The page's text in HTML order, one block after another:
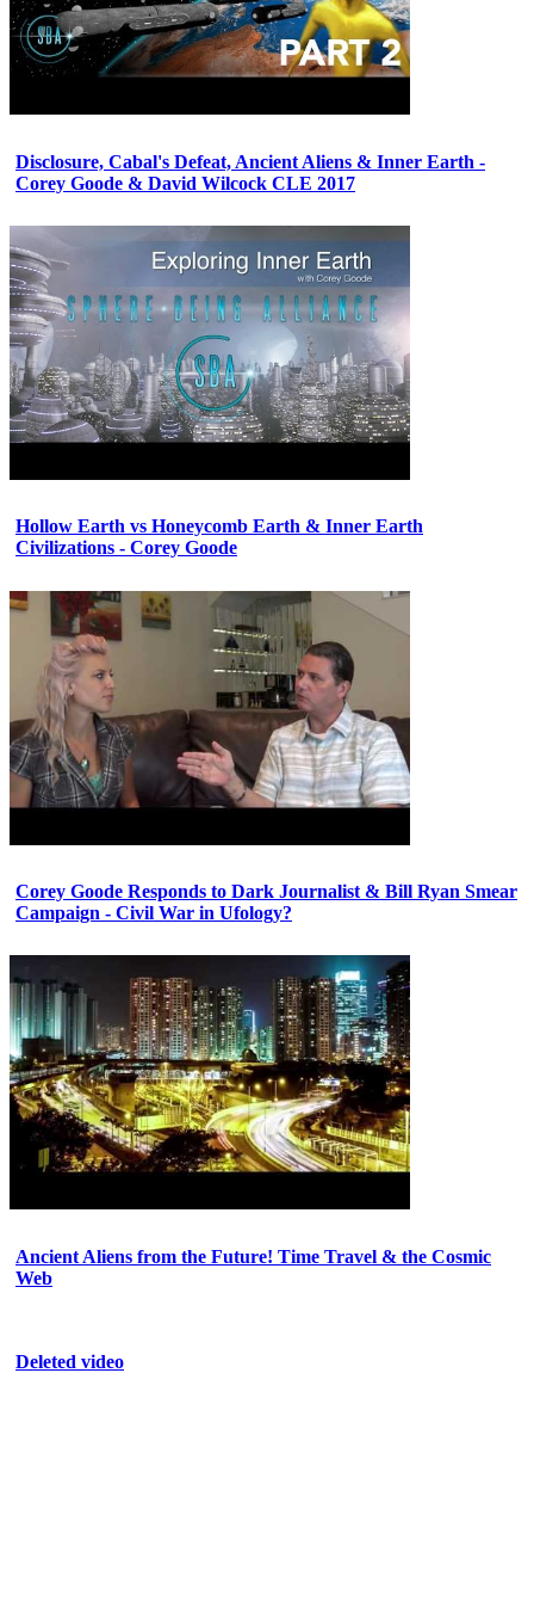
Disclosure, Cabal's Defeat, Ancient Aliens & Inner Earth -
Corey Goode & David Wilcock CLE 2017
Hollow Earth vs Honeycomb Earth & Inner Earth
Civilizations - Corey Goode
Corey Goode Responds to Dark Journalist & Bill Ryan Smear
Campaign - Civil War in Ufology?
Ancient Aliens from the Future! Time Travel & the Cosmic
Web
Deleted video